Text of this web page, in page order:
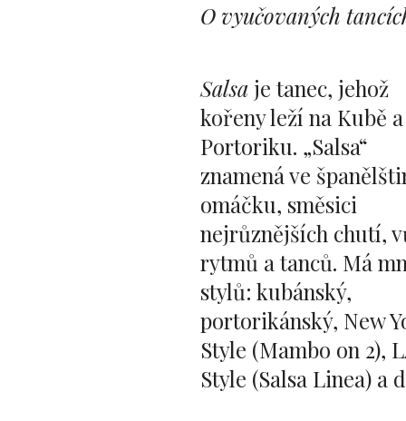
O vyučovaných
Salsa je tanec, jehož
kořeny leží na Kubě
Portoriku. „Salsa“
znamená ve
omáčku, směsici
nejrůznějších chutí,
rytmů a tanců. Má
stylů: kubánský,
portorikánský, New
Style (Mambo on 2),
Style (Salsa Linea) a